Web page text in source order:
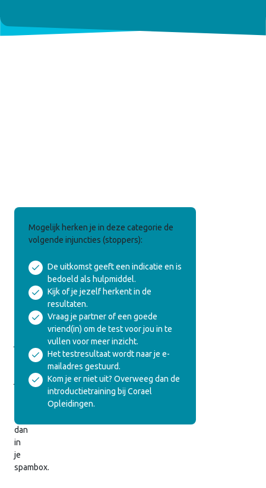
Veelgebruikte
Egotoestanden
gemaild.
dan
in
je
spambox.
Mogelijk herken je in deze categorie de
volgende injuncties (stoppers):
De uitkomst geeft een indicatie en is
bedoeld als hulpmiddel.
Kijk of je jezelf herkent in de
resultaten.
Vraag je partner of een goede
vriend(in) om de test voor jou in te
vullen voor meer inzicht.
Het testresultaat wordt naar je e-
mailadres gestuurd.
Kom je er niet uit? Overweeg dan de
introductietraining bij Corael
Opleidingen.